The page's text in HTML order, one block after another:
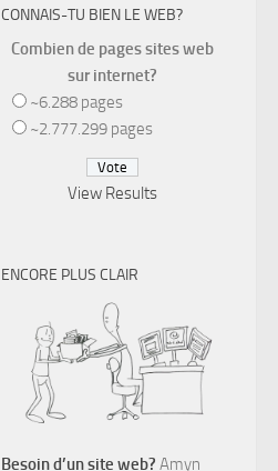
CONNAIS-TU BIEN LE WEB?
Combien de pages sites web
sur internet?
~6.288 pages
~2.777.299 pages
View Results
ENCORE PLUS CLAIR
Besoin d’un site web? Amyn